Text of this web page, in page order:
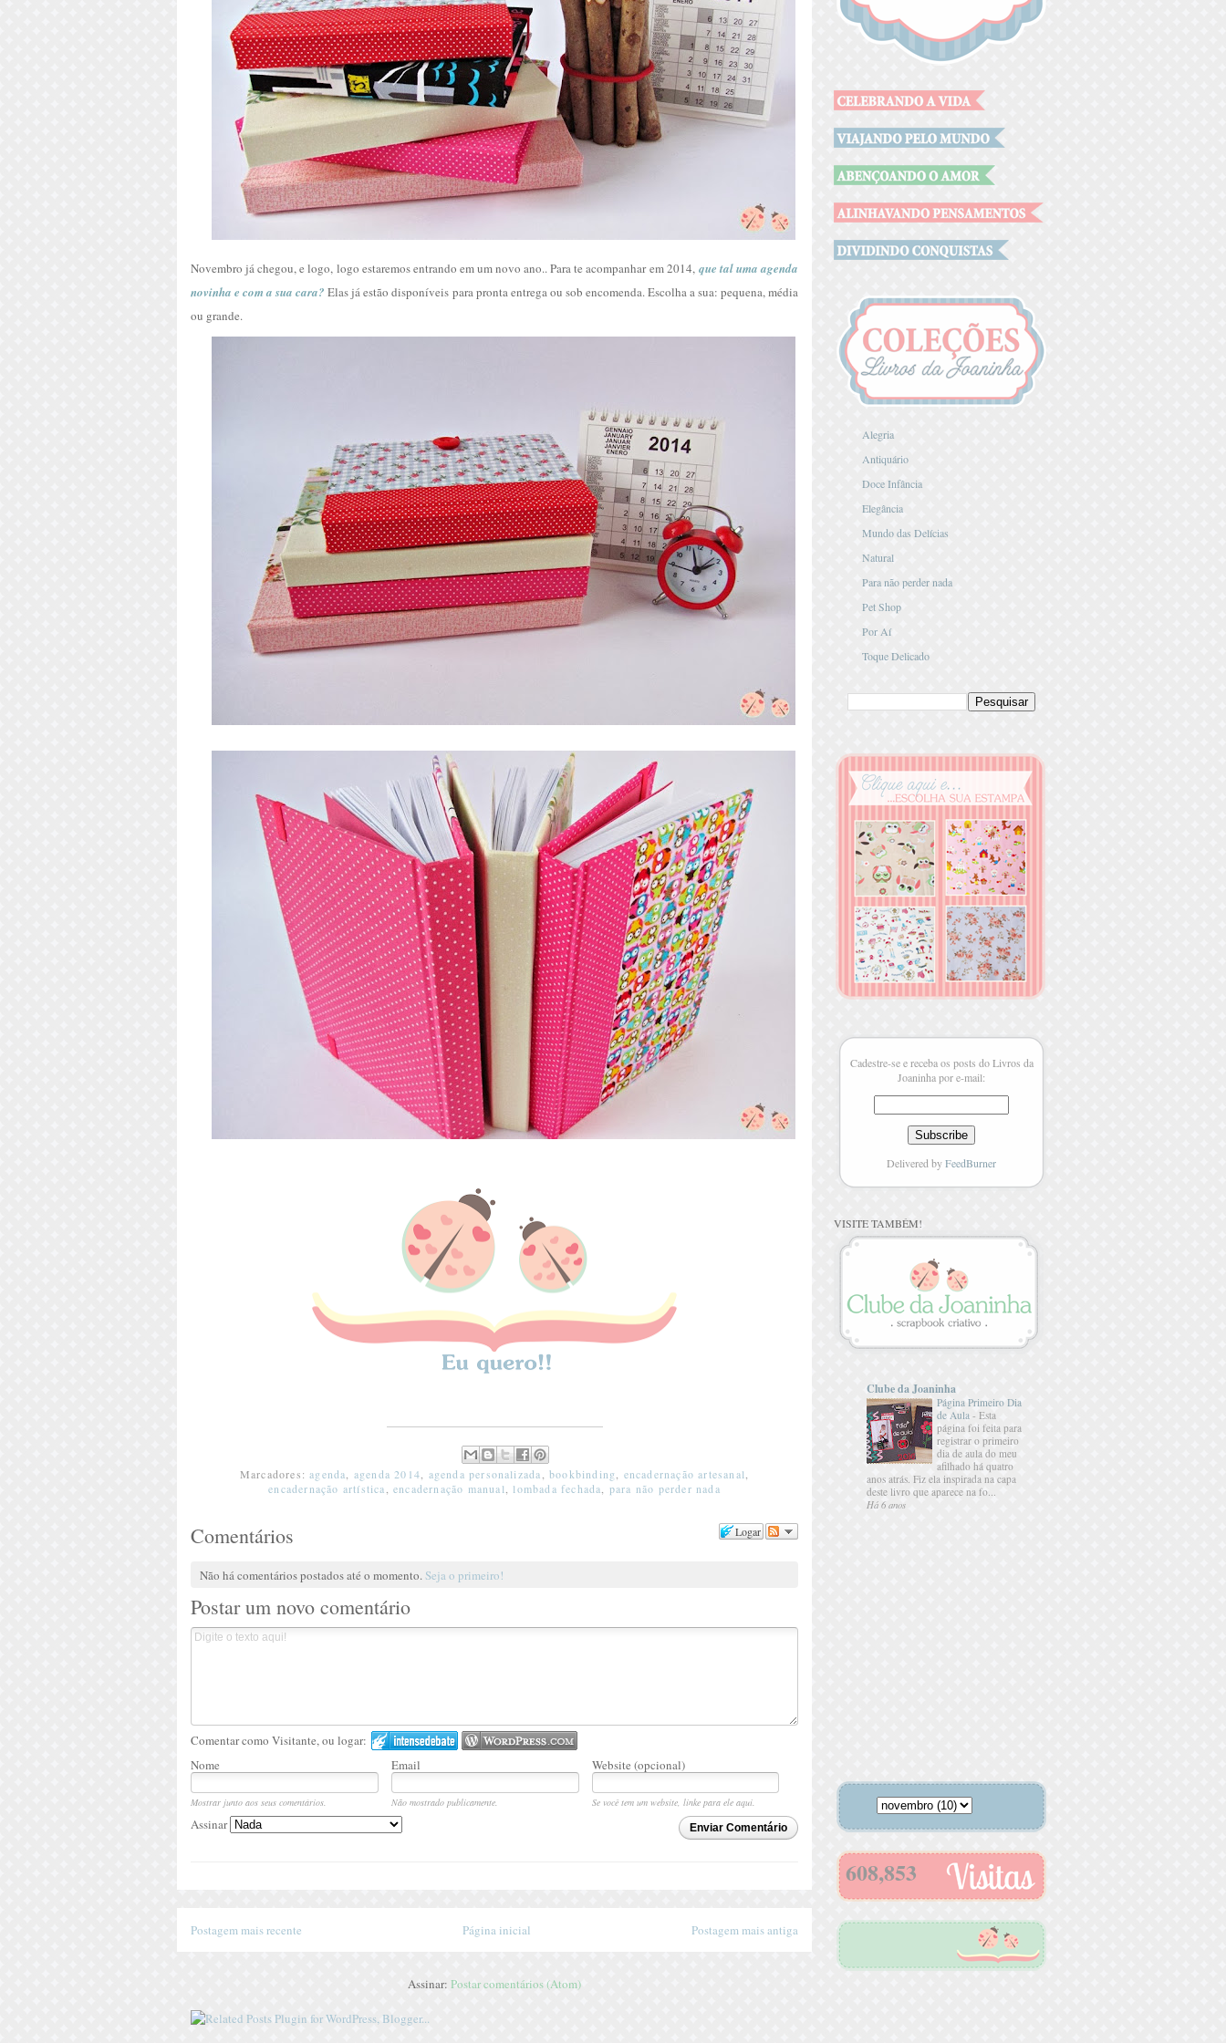
Novembro já chegou, e logo, logo estaremos entrando em um novo ano.. Para te acompanhar em 2014, que tal uma agenda
novinha e com a sua cara?Elas já estão disponíveis para pronta entrega ou sob encomenda. Escolha a sua: pequena, média
ou grande.
Marcadores:agenda agenda 2014 agenda personalizada bookbinding encadernação artesanal
encadernação artística
,encadernação manual lombada fechada para não perder nada
Logar
Comentários
Não há comentários postados até o momento. Seja o primeiro!
Postar um novo comentário
Comentar como Visitante, ou logar:
Nome
Email Website (opcional)
Mostrar junto aos seus comentários. Não mostrado publicamente.
Se você tem um website, linke para ele aqui.
Enviar Comentário
Assinar
Postagem mais recente Postagem mais antiga
Página inicial
Assinar: Postar comentários (Atom)
Alegria
Antiquário
Doce Infância
Elegância
Mundo das Delícias
Natural
Para não perder nada
Pet Shop
Por Aí
Toque Delicado
Cadestre-se e receba os posts do Livros da
Joaninha por e-mail:
Delivered byFeedBurner
VISITE TAMBÉM!
Clube da Joaninha
Página Primeiro Dia
de Aula - Esta
página foi feita para
registrar o primeiro
dia de aula do meu
afilhado há quatro
anos atrás. Fiz ela inspirada na capa
deste livro que aparece na fo...
Há 6 anos
608,853